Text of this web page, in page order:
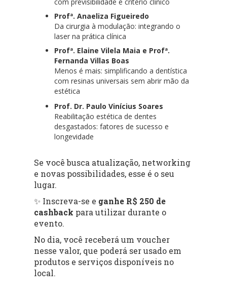
Profª. Anaeliza Figueiredo
Da cirurgia à modulação: integrando o
laser na prática clínica
Profª. Elaine Vilela Maia e Profª.
Fernanda Villas Boas
Menos é mais: simplificando a dentística
com resinas universais sem abrir mão da
estética
Prof. Dr. Paulo Vinícius Soares
Reabilitação estética de dentes
desgastados: fatores de sucesso e
longevidade
Se você busca atualização, networking
e novas possibilidades, esse é o seu
lugar.
✨ Inscreva-se e ganhe R$ 250 de
cashback para utilizar durante o
evento.
No dia, você receberá um voucher
nesse valor, que poderá ser usado em
produtos e serviços disponíveis no
local.